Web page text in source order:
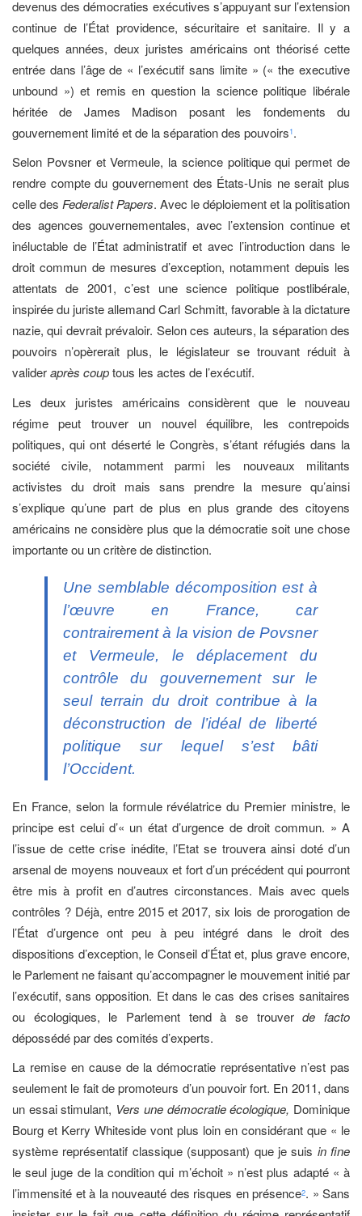
devenus des démocraties exécutives s’appuyant sur l’extension
continue de l’État providence, sécuritaire et sanitaire. Il y a
quelques années, deux juristes américains ont théorisé cette
entrée dans l’âge de « l’exécutif sans limite » (« the executive
unbound ») et remis en question la science politique libérale
héritée de James Madison posant les fondements du
gouvernement limité et de la séparation des pouvoirs1.
Selon Povsner et Vermeule, la science politique qui permet de
rendre compte du gouvernement des États-Unis ne serait plus
celle des Federalist Papers. Avec le déploiement et la politisation
des agences gouvernementales, avec l’extension continue et
inéluctable de l’État administratif et avec l’introduction dans le
droit commun de mesures d’exception, notamment depuis les
attentats de 2001, c’est une science politique postlibérale,
inspirée du juriste allemand Carl Schmitt, favorable à la dictature
nazie, qui devrait prévaloir. Selon ces auteurs, la séparation des
pouvoirs n’opèrerait plus, le législateur se trouvant réduit à
valideraprès couptous les actes de l’exécutif.
Les deux juristes américains considèrent que le nouveau
régime peut trouver un nouvel équilibre, les contrepoids
politiques, qui ont déserté le Congrès, s’étant réfugiés dans la
société civile, notamment parmi les nouveaux militants
activistes du droit mais sans prendre la mesure qu’ainsi
s’explique qu’une part de plus en plus grande des citoyens
américains ne considère plus que la démocratie soit une chose
importante ou un critère de distinction.
Une semblable décomposition est à
l’œuvre en France, car
contrairement à la vision de Povsner
et Vermeule, le déplacement du
contrôle du gouvernement sur le
seul terrain du droit contribue à la
déconstruction de l’idéal de liberté
politique sur lequel s’est bâti
l’Occident.
En France, selon la formule révélatrice du Premier ministre, le
principe est celui d’« un état d’urgence de droit commun. » A
l’issue de cette crise inédite, l’Etat se trouvera ainsi doté d’un
arsenal de moyens nouveaux et fort d’un précédent qui pourront
être mis à profit en d’autres circonstances. Mais avec quels
contrôles ? Déjà, entre 2015 et 2017, six lois de prorogation de
l’État d’urgence ont peu à peu intégré dans le droit des
dispositions d’exception, le Conseil d’État et, plus grave encore,
le Parlement ne faisant qu’accompagner le mouvement initié par
l’exécutif, sans opposition. Et dans le cas des crises sanitaires
ou écologiques, le Parlement tend à se trouverde facto
dépossédé par des comités d’experts.
La remise en cause de la démocratie représentative n’est pas
seulement le fait de promoteurs d’un pouvoir fort. En 2011, dans
un essai stimulant, Vers une démocratie écologique, Dominique
Bourg et Kerry Whiteside vont plus loin en considérant que « le
système représentatif classique (supposant) que je suis in fine
le seul juge de la condition qui m’échoit » n’est plus adapté « à
l’immensité et à la nouveauté des risques en présence2. » Sans